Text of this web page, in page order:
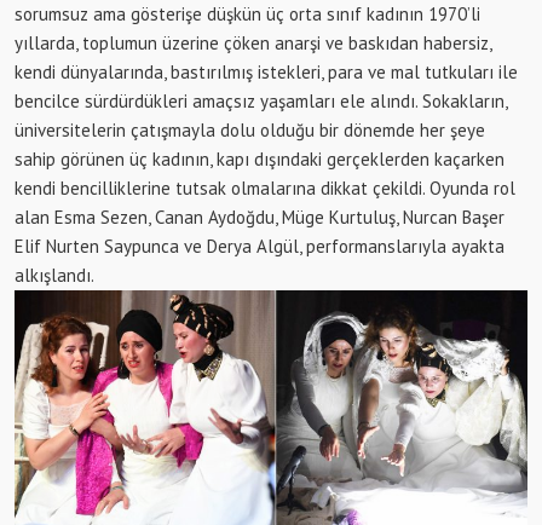
sorumsuz ama gösterişe düşkün üç orta sınıf kadının 1970’li
yıllarda, toplumun üzerine çöken anarşi ve baskıdan habersiz,
kendi dünyalarında, bastırılmış istekleri, para ve mal tutkuları ile
bencilce sürdürdükleri amaçsız yaşamları ele alındı. Sokakların,
üniversitelerin çatışmayla dolu olduğu bir dönemde her şeye
sahip görünen üç kadının, kapı dışındaki gerçeklerden kaçarken
kendi bencilliklerine tutsak olmalarına dikkat çekildi. Oyunda rol
alan Esma Sezen, Canan Aydoğdu, Müge Kurtuluş, Nurcan Başer
Elif Nurten Saypunca ve Derya Algül, performanslarıyla ayakta
alkışlandı.